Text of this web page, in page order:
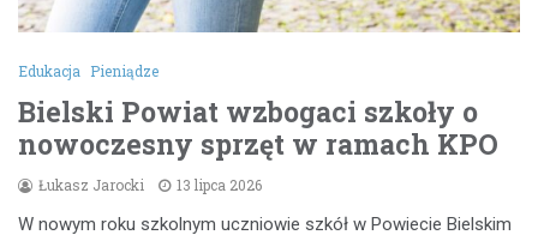
Edukacja Pieniądze
Bielski Powiat wzbogaci szkoły o
nowoczesny sprzęt w ramach KPO
Łukasz Jarocki 13 lipca 2026
W nowym roku szkolnym uczniowie szkół w Powiecie Bielskim